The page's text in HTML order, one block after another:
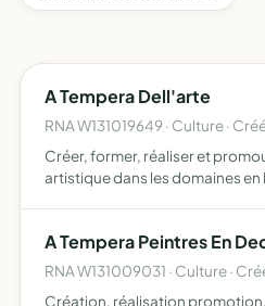
A Tempera Dell'arte
RNA W131019649 · Culture ·
Créer, former, réaliser et
artistique dans les domaines en
A Tempera Peintres En
RNA W131009031 · Culture ·
Création, réalisation